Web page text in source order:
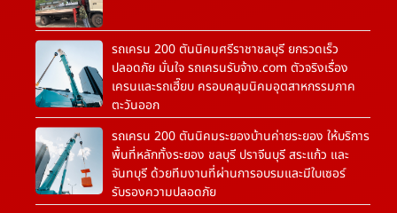
รถเครน 200 ตันนิคมศรีราชาชลบุรี ยกรวดเร็ว
ปลอดภัย มั่นใจ รถเครนรับจ้าง.com ตัวจริงเรื่อง
เครนและรถเฮี๊ยบ ครอบคลุมนิคมอุตสาหกรรมภาค
ตะวันออก
รถเครน 200 ตันนิคมระยองบ้านค่ายระยอง ให้บริการ
พื้นที่หลักทั้งระยอง ชลบุรี ปราจีนบุรี สระแก้ว และ
จันทบุรี ด้วยทีมงานที่ผ่านการอบรมและมีใบเซอร์
รับรองความปลอดภัย